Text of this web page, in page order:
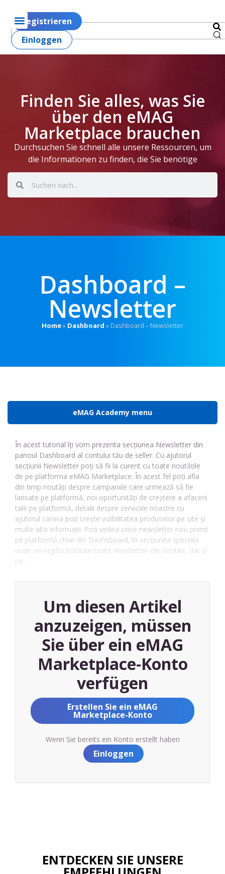
Registrieren
Einloggen
Finden Sie alles, was Sie
über den eMAG
Marketplace brauchen
Durchsuchen Sie schnell alle unsere Ressourcen, um
die Informationen zu finden, die Sie benötige
Dashboard –
Newsletter
Home» Dashboard »Dashboard – Newsletter
eMAG Academy menu
În acest tutorial îți vom prezenta secțiunea Newsletter din
panoul Dashboard al contului tău de seller. Cu ajutorul
secțiunii Newsletter poți să fii la curent cu toate noutățile
de pe platforma eMAG Marketplace. În acest fel poți afla
din timp noutăți despre campaniile care urmează să fie
lansate pe platformă, noi oportunități de creștere a afacerii
tale pe platformă, detalii despre serviciile noastre cu
ajutorul cărora poți crește vizibilitatea produselor pe site și
multe alte informații. Poți vedea orice newsletter nou primit
pe platformă chiar din Dashsboard, în secțiunea specială
unde vei regăsi bolduite toate newsletter-ele necitite, dar și
pe…
Um diesen Artikel
anzuzeigen, müssen
Sie über ein eMAG
Marketplace-Konto
verfügen
Erstellen Sie ein eMAG
Marketplace-Konto
Wenn Sie bereits ein Konto erstellt haben
Einloggen
ENTDECKEN SIE UNSERE